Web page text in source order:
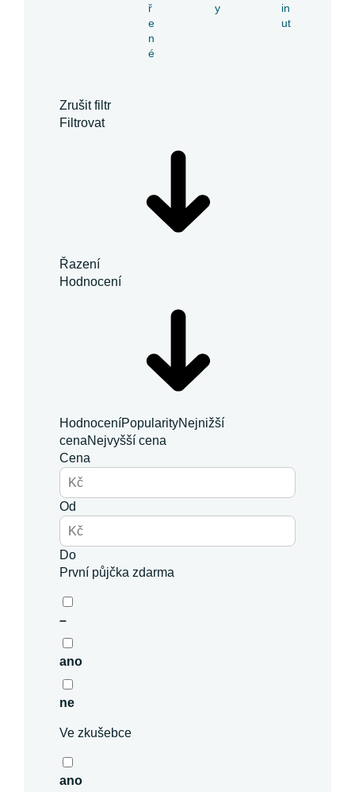
ř
e
n
é
y
in
ut
Zrušit filtr
Filtrovat
Řazení
Hodnocení
HodnoceníPopularityNejnižší
cenaNejvyšší cena
Cena
Od
Do
První půjčka zdarma
–
ano
ne
Ve zkušebce
ano